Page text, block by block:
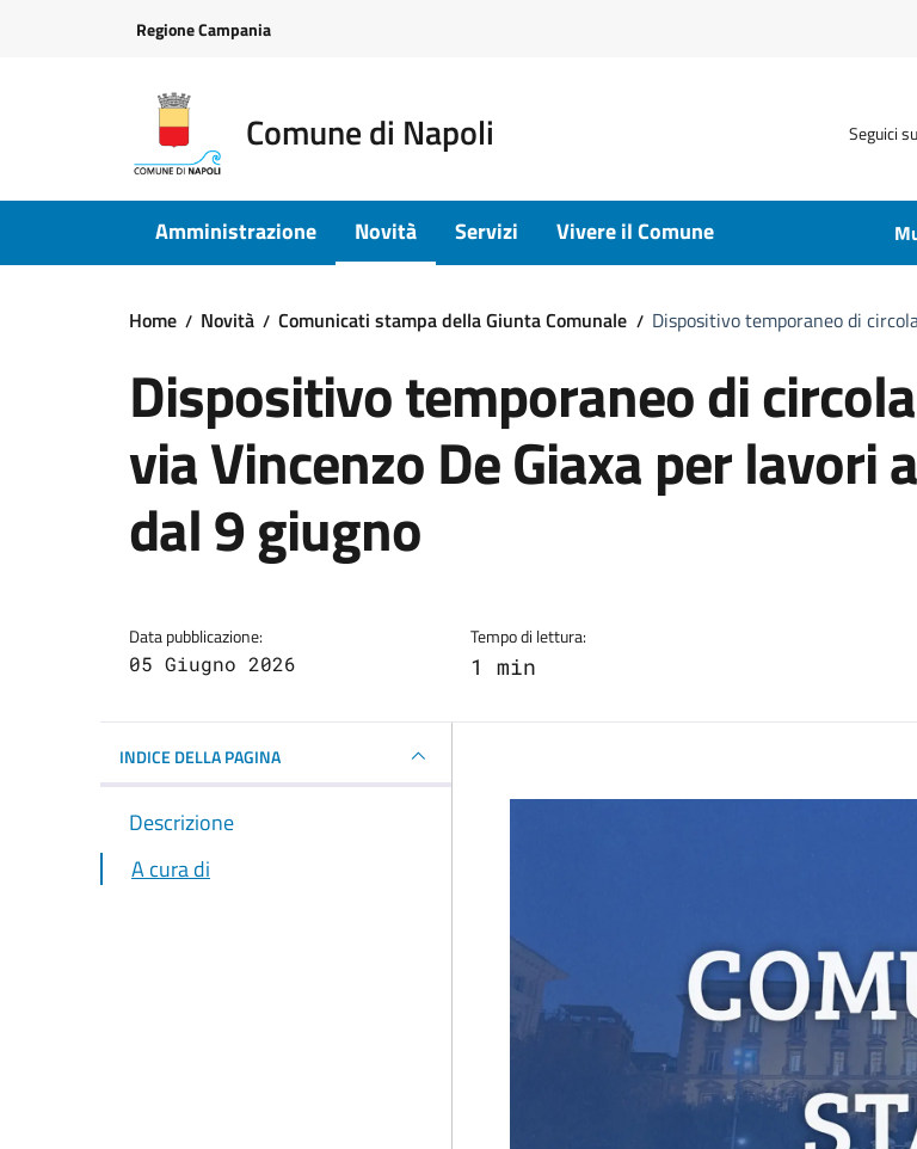
Regione Campania
Comune di Napoli Seguici
Amministrazione Novità Servizi Vivere il Comune
Home Novità Comunicati stampa della Giunta Comunale Dispositivo temporaneo di
Dispositivo temporaneo di
via Vincenzo De Giaxa per lavori
dal 9 giugno
Data pubblicazione:
05 Giugno 2026
Tempo di lettura:
1 min
INDICE DELLA PAGINA
Descrizione
A cura di